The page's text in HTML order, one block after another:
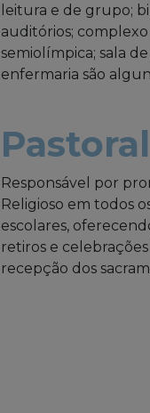
leitura e de grupo;
auditórios;
semiolímpica; sala
enfermaria são
Pastoral
Responsável por
Religioso em todos
escolares,
retiros e
recepção dos